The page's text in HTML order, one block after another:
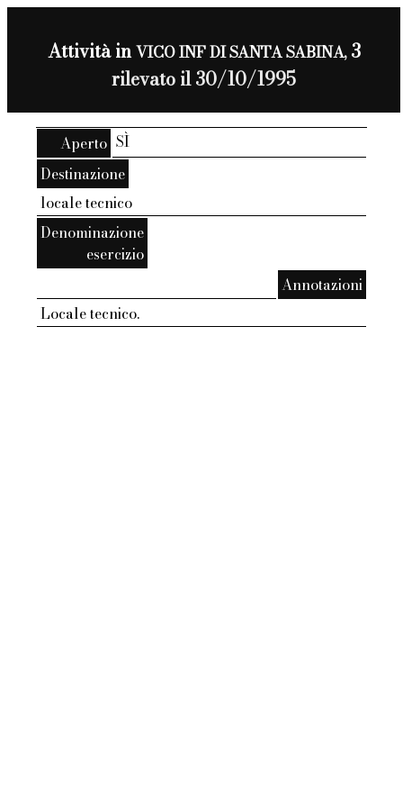
Attività inVICO INF DI SANTA SABINA,3
rilevato il 30/10/1995
Aperto SÌ
Destinazione
locale tecnico
Denominazione
esercizio
Annotazioni
Locale tecnico.